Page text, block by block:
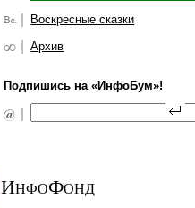
Воскресные сказки
Архив
Подпишись на«ИнфоБум»!
ИнфоФонд